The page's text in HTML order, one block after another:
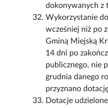
dokonywanych z
Wykorzystanie
wcześniej niż po
Gminą Miejską
14 dni po
publicznego, nie
grudnia danego
przyznano
Dotacje